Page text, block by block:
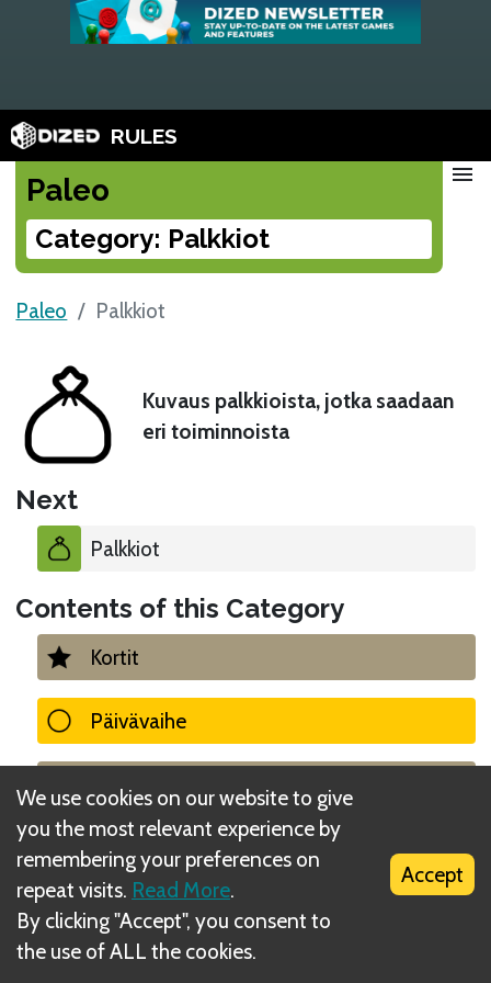
RULES
Paleo
Category: Palkkiot
menu
Paleo Palkkiot
Kuvaus palkkioista, jotka saadaan
eri toiminnoista
Next
Palkkiot
Contents of this Category
Kortit
Päivävaihe
Yövaihe
Haavat
Vaatimukset ja niiden hinta
We use cookies on our website to give
you the most relevant experience by
remembering your preferences on
repeat visits. Read More.
By clicking "Accept", you consent to
the use of ALL the cookies.
Accept